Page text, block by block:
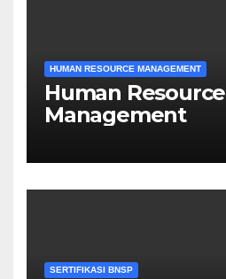
HUMAN RESOURCE MANAGEMENT
Human Resource
Management
SERTIFIKASI BNSP